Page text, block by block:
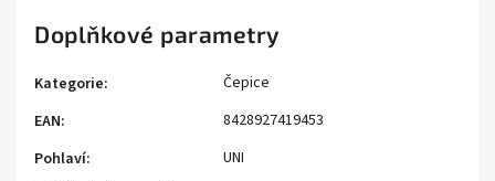
Doplňkové parametry
Kategorie:
Čepice
EAN:
8428927419453
Pohlaví:
UNI